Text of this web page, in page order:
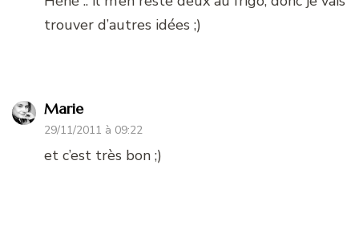
trouver d’autres idées ;)
Marie
29/11/2011 à 09:22
et c’est très bon ;)